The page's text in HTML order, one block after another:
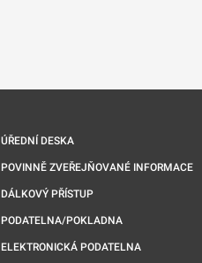
ÚŘEDNÍ DESKA
POVINNĚ ZVEŘEJŇOVANÉ INFORMACE
DÁLKOVÝ PŘÍSTUP
PODATELNA/POKLADNA
ELEKTRONICKÁ PODATELNA